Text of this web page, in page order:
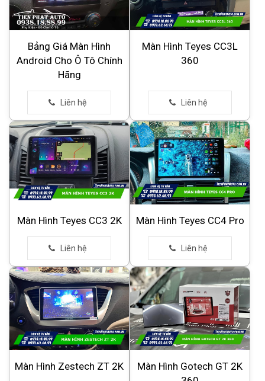
Bảng Giá Màn Hình
Android Cho Ô Tô Chính
Hãng
Màn Hình Teyes CC3L
360
Màn Hình Teyes CC3 2K Màn Hình Teyes CC4 Pro
Màn Hình Zestech ZT 2K
Màn Hình Gotech GT 2K